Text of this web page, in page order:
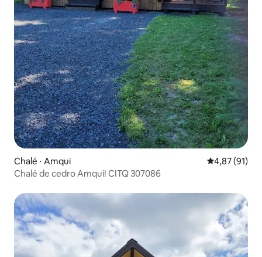
Chalé ⋅ Amqui 4,87 de uma
4,87 (91)
Chalé de cedro Amqui! CITQ 307086